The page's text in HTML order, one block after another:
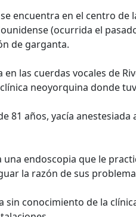
encuentra en el centro
(ocurrida el
de garganta.
las cuerdas vocales de
neoyorquina donde
81 años, yacía anestesiada
endoscopia que le
la razón de sus
conocimiento de la